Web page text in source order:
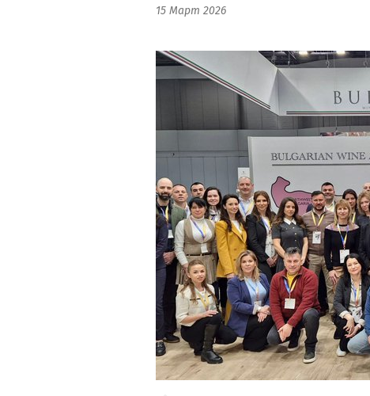
15 Март 2026